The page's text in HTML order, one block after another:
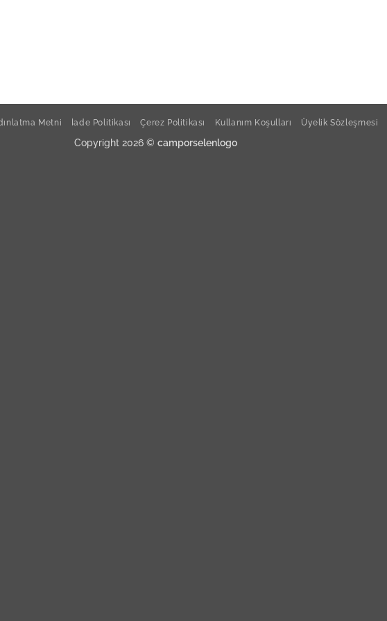
Metni İade Politikası Çerez Politikası Kullanım Koşulları Üyelik Sözleşmesi
Copyright 2026 © camporselenlogo